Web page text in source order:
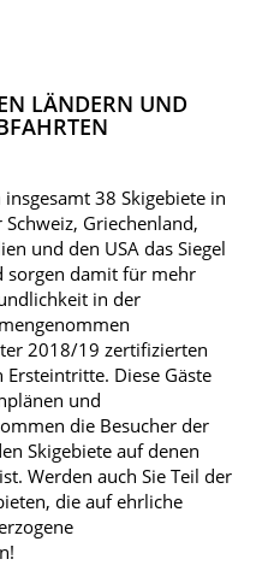
LÄNDERN UND
38 Skigebiete in
Griechenland,
und den USA das Siegel
sorgen damit für mehr
in der
2018/19 zertifizierten
Diese Gäste
und
die Besucher der
Skigebiete auf denen
Werden auch Sie Teil der
die auf ehrliche